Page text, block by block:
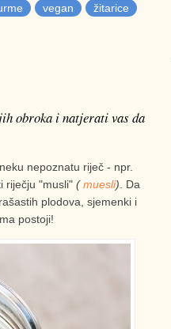
vegan žitarice
obroka i natjerati vas da
nepoznatu riječ - npr.
riječju "musli" (muesli) . Da
plodova, sjemenki i
postoji!